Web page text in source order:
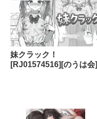
妹クラック！
[RJ01574516][のうは会]